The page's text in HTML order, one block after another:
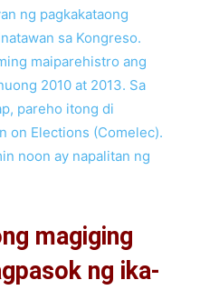
ng pagkakataong
sa Kongreso.
maiparehistro ang
2010 at 2013. Sa
pareho itong di
on Elections (Comelec).
noon ay napalitan ng
magiging
ng ika-